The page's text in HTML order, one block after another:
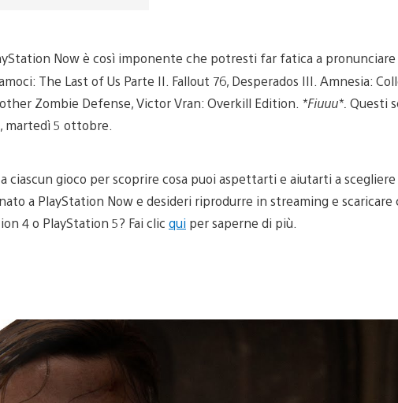
Now è così imponente che potresti far fatica a
The Last of Us Parte II. Fallout 76, Desperados III. Amnesia:
Zombie Defense, Victor Vran: Overkill Edition. *Fiuuu*. Questi
5 ottobre.
ciascun gioco per scoprire cosa puoi aspettarti e aiutarti a
a PlayStation Now e desideri riprodurre in streaming e scaricare
4 o PlayStation 5? Fai clic qui per saperne di più.